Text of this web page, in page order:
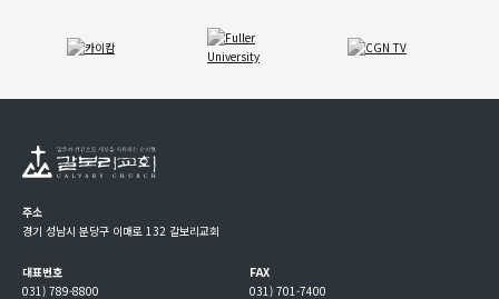
주소
경기 성남시 분당구 이매로 132 갈보리교회
대표번호
031) 789-8800
FAX
031) 701-7400